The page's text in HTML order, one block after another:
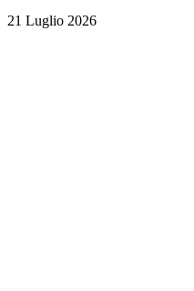
21 Luglio 2026